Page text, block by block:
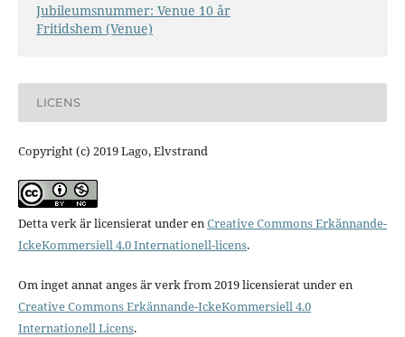
Jubileumsnummer: Venue 10 år
Fritidshem (Venue)
LICENS
Copyright (c) 2019 Lago, Elvstrand
Detta verk är licensierat under enCreative Commons Erkännande-
IckeKommersiell 4.0 Internationell-licens.
Om inget annat anges är verk from 2019 licensierat under en
Creative Commons Erkännande-IckeKommersiell 4.0
Internationell Licens.